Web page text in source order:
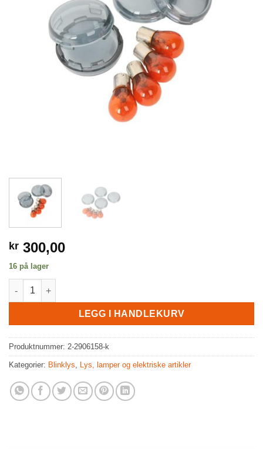
kr 300,00
16 på lager
Sotede blinklysglass antall
LEGG I HANDLEKURV
Produktnummer: 2-2906158-k
Kategorier: Blinklys, Lys, lamper og elektriske artikler